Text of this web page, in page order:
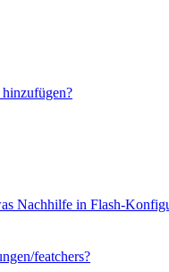
Nachhilfe in Flash-
featchers?